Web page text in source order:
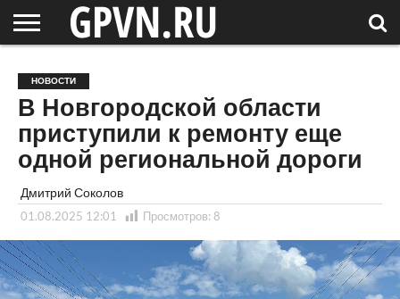
ОБЛАСТЬ
НОВОСТИ
СОСЕДЕЙ
РОССИЯ
/ МИР
СПЕЦПРОЕКТЫ
БЛОГ
СТАТЬИ
ФОТОРЕПОРТАЖИ
ИНТЕРВЬЮ
ОБЪЕКТЫ
ПОДБОРКИ
НОВОСТИ
В Новгородской области
приступили к ремонту еще
одной региональной дороги
Дмитрий Соколов
01.08.2025 12:01 Просмотров: 8